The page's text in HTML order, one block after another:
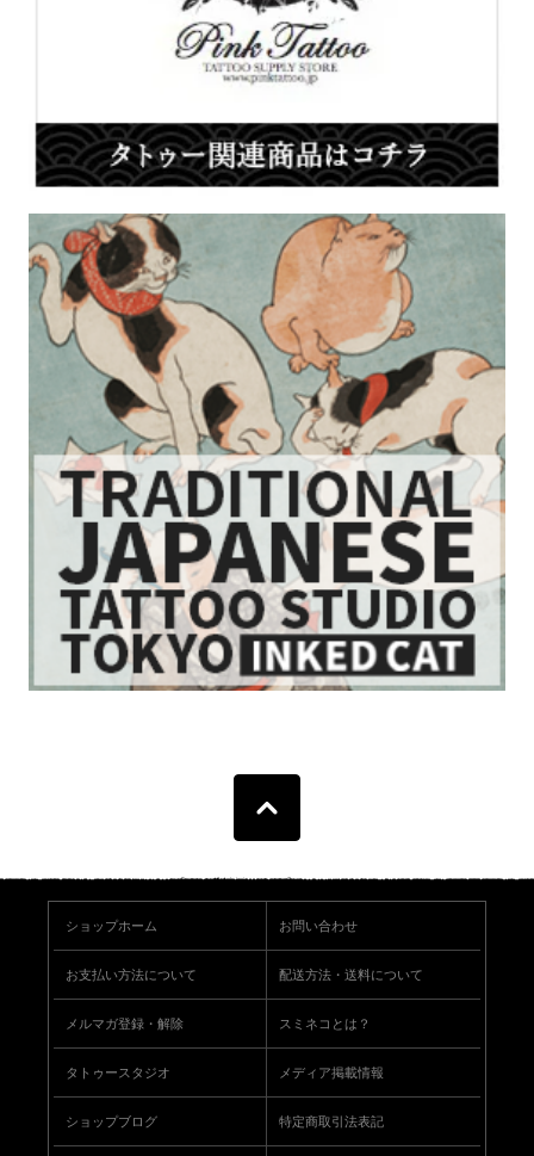
ショップホーム お問い合わせ
お支払い方法について 配送方法・送料について
メルマガ登録・解除 スミネコとは？
タトゥースタジオ メディア掲載情報
ショップブログ 特定商取引法表記